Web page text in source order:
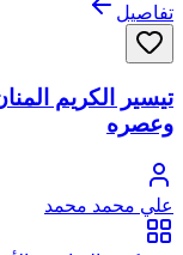
تفاصيل
تيسير الكريم
وعصره
علي محمد محمد